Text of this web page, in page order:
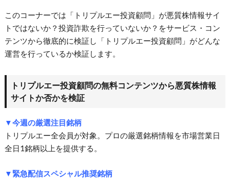
このコーナーでは「トリプルエー投資顧問」が悪質株情報サイ
トではないか？投資詐欺を行っていないか？をサービス・コン
テンツから徹底的に検証し「トリプルエー投資顧問」がどんな
運営を行っているか検証します。
トリプルエー投資顧問の無料コンテンツから悪質株情報
サイトか否かを検証
▼今週の厳選注目銘柄
トリプルエー全会員が対象。プロの厳選銘柄情報を市場営業日
全日1銘柄以上を提供する。
▼緊急配信スペシャル推奨銘柄